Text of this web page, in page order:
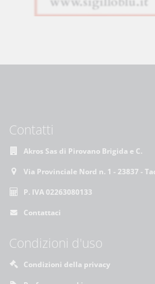
Contatti
Akros Sas di Pirovano Brigida e C.
Via Provinciale Nord n. 1 - 23837 -
P. IVA 02263080133
Contattaci
Condizioni d'uso
Condizioni della privacy